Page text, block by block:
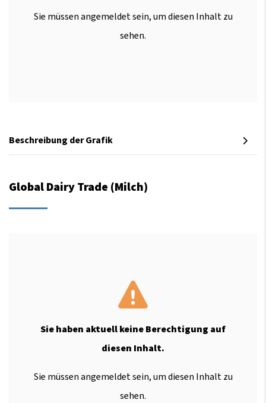
Sie müssen angemeldet sein, um diesen Inhalt zu
sehen.
Beschreibung der Grafik
Global Dairy Trade (Milch)
Sie haben aktuell keine Berechtigung auf
diesen Inhalt.
Sie müssen angemeldet sein, um diesen Inhalt zu
sehen.